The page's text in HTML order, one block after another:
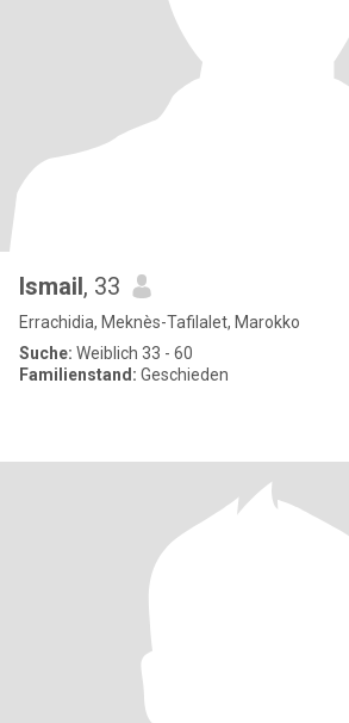
Ismail, 33
Errachidia, Meknès-Tafilalet, Marokko
Suche: Weiblich 33 - 60
Familienstand: Geschieden